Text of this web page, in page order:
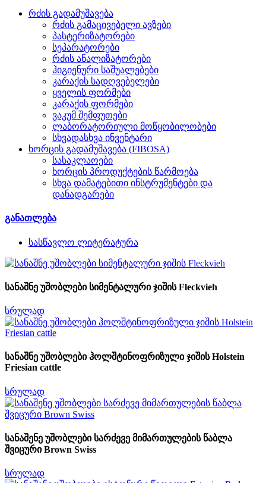
რძის გადამუშავება
რძის გამაცივებელი ავზები
პასტერიზატორები
სეპარატორები
რძის ანალიზატორები
ჰიგიენური საშუალებები
კარაქის სადღვებელები
ყველის ფორმები
კარაქის ფორმები
ვაკუმ შემფუთები
ლაბორატორიული მოწყობილობები
სხვადასხვა ინვენტარი
ხორცის გადამუშავება (FIBOSA)
სასაკლაოები
ხორცის პროდუქტების წარმოება
სხვა დამატებითი ინსტრუმენტები და
დანადგარები
განათლება
სასწავლო ლიტერატურა
სანაშნე უშობლები სიმენტალური ჯიშის Fleckvieh
სრულად
სანაშნე უშობლები ჰოლშტინოფრიზული ჯიშის Holstein
Friesian cattle
სრულად
სანაშენე უშობლები სარძევე მიმართულების წაბლა
შვიცური Brown Swiss
სრულად